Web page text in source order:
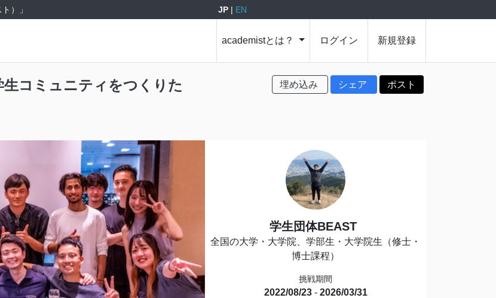
）」 JP | EN
academistとは？ ログイン 新規登録
コミュニティをつくりた
埋め込み シェア ポスト
学生団体BEAST
全国の大学・大学院、学部生・大学院生（修士・
博士課程）
挑戦期間
2022/08/23- 2026/03/31